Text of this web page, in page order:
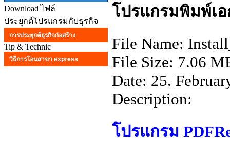
Download ไฟล์
ประยุกต์โปรแกรมกับธุรกิจ
การประยุกต์ธุรกิจก่อสร้าง
Tip & Technic
วิธีการโอนสาขา express
โปรแกรมพิมพ์เอ
File Name:
File Size: 7.06
Date: 25.
Description:
โปรแกรม